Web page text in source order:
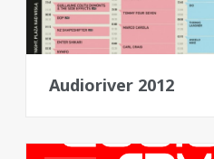
Audioriver 2012